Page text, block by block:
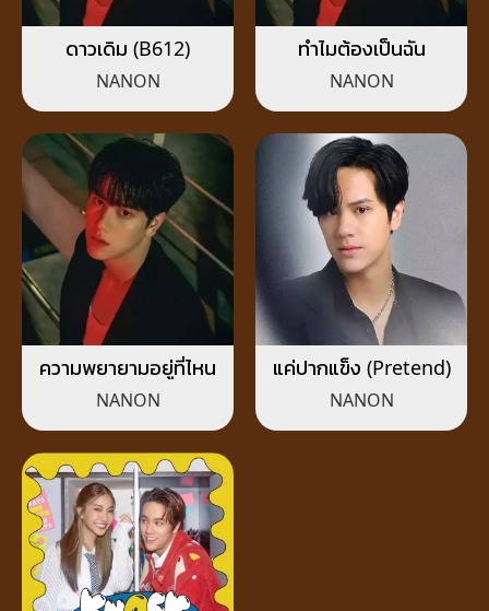
ดาวเดิม (B612)
NANON
ทำไมต้องเป็นฉัน
NANON
ความพยายามอยู่ที่ไหน
NANON
แค่ปากแข็ง (Pretend)
NANON